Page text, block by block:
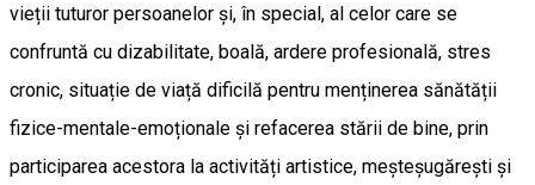
vieții tuturor persoanelor și, în special, al celor care se
confruntă cu dizabilitate, boală, ardere profesională, stres
cronic, situație de viață dificilă pentru menținerea sănătății
fizice-mentale-emoționale și refacerea stării de bine, prin
participarea acestora la activități artistice, meșteșugărești și